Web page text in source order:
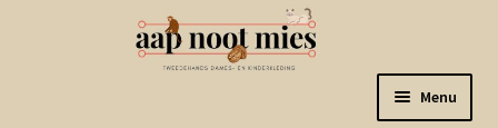
Menu